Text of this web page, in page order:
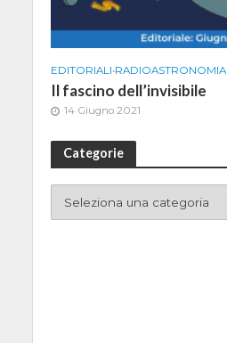
EDITORIALI•RADIOASTRONOMIA
Il fascino dell’invisibile
14 Giugno 2021
Categorie